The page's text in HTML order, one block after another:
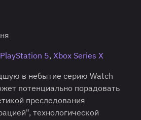
PlayStation 5, Xbox Series X
в небытие серию Watch
потенциально порадовать
преследования
технологической